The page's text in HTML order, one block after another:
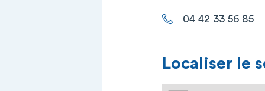
04 42 33 56 85
Localiser le